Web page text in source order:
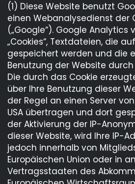
(1) Diese Website benutzt
einen Webanalysedienst der
(„Google“). Google Analytics
„Cookies“, Textdateien, die
gespeichert werden und die
Benutzung der Website
Die durch das Cookie
über Ihre Benutzung dieser
der Regel an einen Server
USA übertragen und dort
der Aktivierung der IP-
dieser Website, wird Ihre IP-
jedoch innerhalb von
Europäischen Union oder in
Vertragsstaaten des